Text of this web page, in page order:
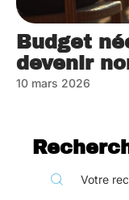
Budget
devenir
10 mars 2026